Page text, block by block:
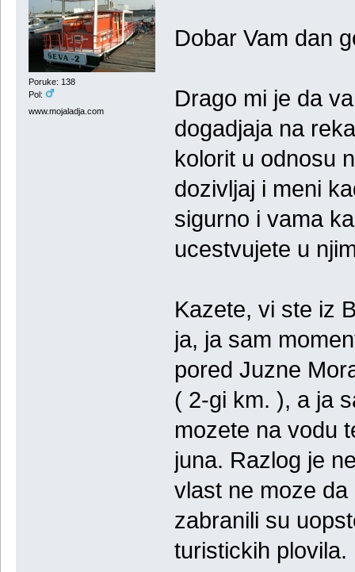
Poruke: 138
Pol:
www.mojaladja.com
Dobar Vam dan
Drago mi je da
dogadjaja na
kolorit u odnosu
dozivljaj i meni
sigurno i vama
ucestvujete u
Kazete, vi ste iz
ja, ja sam
pored Juzne
( 2-gi km. ), a ja
mozete na vodu
juna. Razlog je
vlast ne moze
zabranili su
turistickih